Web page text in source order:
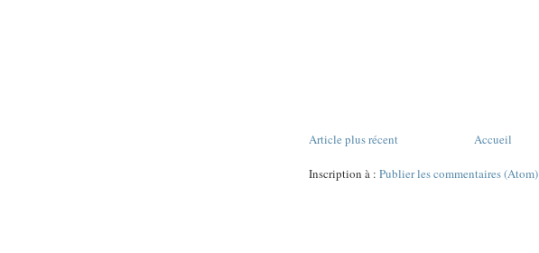
Article plus récent Accueil
Inscription à : Publier les commentaires (Atom)